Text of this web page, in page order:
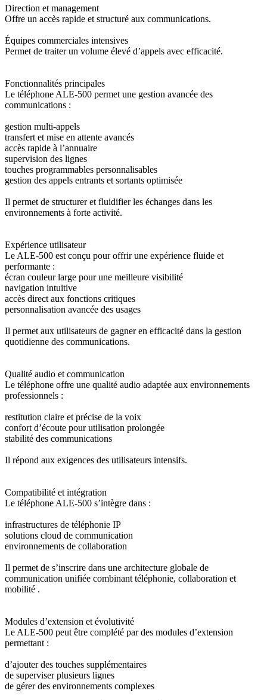
Direction et management
Offre un accès rapide et structuré aux communications.
Équipes commerciales intensives
Permet de traiter un volume élevé d’appels avec efficacité.
Fonctionnalités principales
Le téléphone ALE-500 permet une gestion avancée des
communications :
gestion multi-appels
transfert et mise en attente avancés
accès rapide à l’annuaire
supervision des lignes
touches programmables personnalisables
gestion des appels entrants et sortants optimisée
Il permet de structurer et fluidifier les échanges dans les
environnements à forte activité.
Expérience utilisateur
Le ALE-500 est conçu pour offrir une expérience fluide et
performante :
écran couleur large pour une meilleure visibilité
navigation intuitive
accès direct aux fonctions critiques
personnalisation avancée des usages
Il permet aux utilisateurs de gagner en efficacité dans la gestion
quotidienne des communications.
Qualité audio et communication
Le téléphone offre une qualité audio adaptée aux environnements
professionnels :
restitution claire et précise de la voix
confort d’écoute pour utilisation prolongée
stabilité des communications
Il répond aux exigences des utilisateurs intensifs.
Compatibilité et intégration
Le téléphone ALE-500 s’intègre dans :
infrastructures de téléphonie IP
solutions cloud de communication
environnements de collaboration
Il permet de s’inscrire dans une architecture globale de
communication unifiée combinant téléphonie, collaboration et
mobilité .
Modules d’extension et évolutivité
Le ALE-500 peut être complété par des modules d’extension
permettant :
d’ajouter des touches supplémentaires
de superviser plusieurs lignes
de gérer des environnements complexes